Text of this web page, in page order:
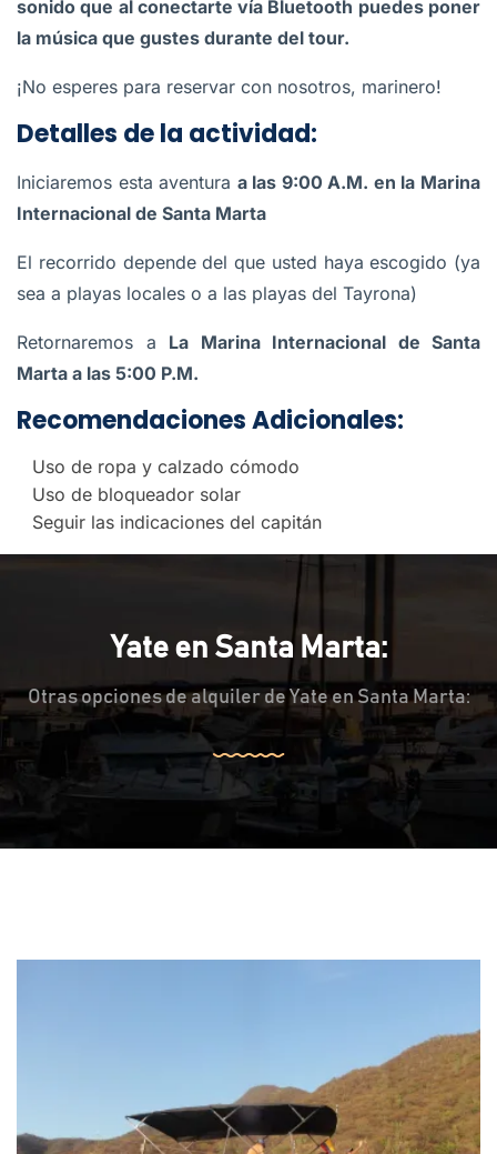
sonido que al conectarte vía Bluetooth puedes poner
la música que gustes durante del tour.
¡No esperes para reservar con nosotros, marinero!
Detalles de la actividad:
Iniciaremos esta aventura a las 9:00 A.M. en la Marina
Internacional de Santa Marta
El recorrido depende del que usted haya escogido (ya
sea a playas locales o a las playas del Tayrona)
Retornaremos a La Marina Internacional de Santa
Marta a las 5:00 P.M.
Recomendaciones Adicionales:
Uso de ropa y calzado cómodo
Uso de bloqueador solar
Seguir las indicaciones del capitán
Yate en Santa Marta:
Otras opciones de alquiler de Yate en Santa Marta: